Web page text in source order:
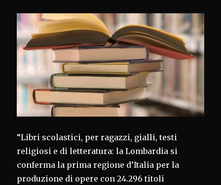
“Libri scolastici, per ragazzi, gialli, testi
religiosi e di letteratura: la Lombardia si
conferma la prima regione d’Italia per la
produzione di opere con 24.296 titoli